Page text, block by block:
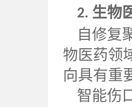
2. 生物
自修复
物医药领
向具有重
智能伤